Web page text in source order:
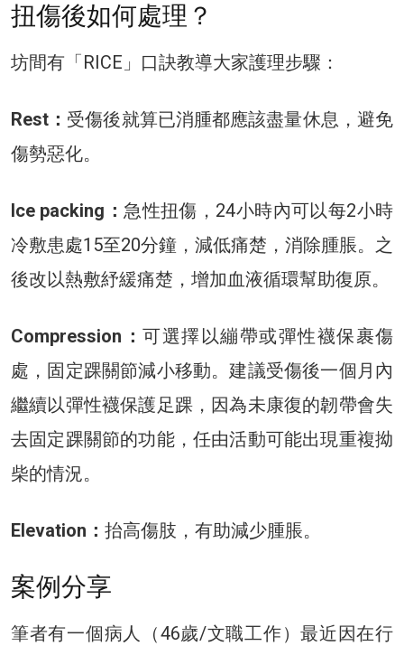
扭傷後如何處理？
坊間有「RICE」口訣教導大家護理步驟：
Rest： 受傷後就算已消腫都應該盡量休息，避免
傷勢惡化。
Ice packing： 急性扭傷，24小時內可以每2小時
冷敷患處15至20分鐘，減低痛楚，消除腫脹。之
後改以熱敷紓緩痛楚，增加血液循環幫助復原。
Compression： 可選擇以繃帶或彈性襪保裹傷
處，固定踝關節減小移動。建議受傷後一個月內
繼續以彈性襪保護足踝，因為未康復的韌帶會失
去固定踝關節的功能，任由活動可能出現重複拗
柴的情況。
Elevation： 抬高傷肢，有助減少腫脹。
案例分享
筆者有一個病人（46歲/文職工作）最近因在行